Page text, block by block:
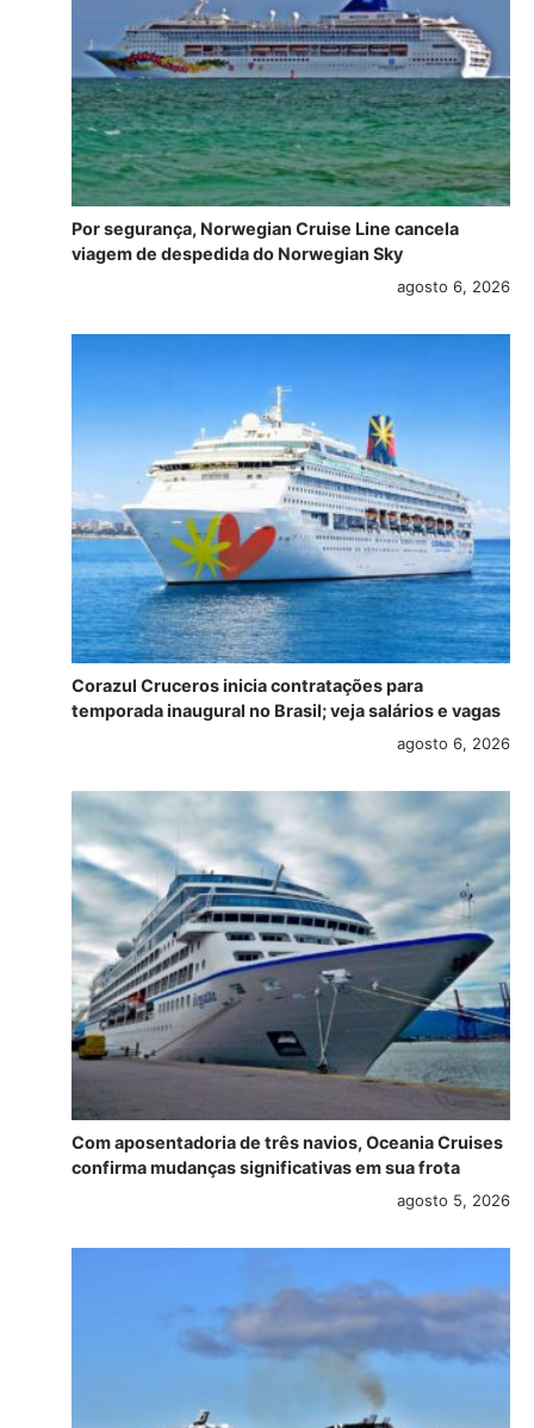
Por segurança, Norwegian Cruise Line cancela
viagem de despedida do Norwegian Sky
agosto 6, 2026
Corazul Cruceros inicia contratações para
temporada inaugural no Brasil; veja salários e vagas
agosto 6, 2026
Com aposentadoria de três navios, Oceania Cruises
confirma mudanças significativas em sua frota
agosto 5, 2026